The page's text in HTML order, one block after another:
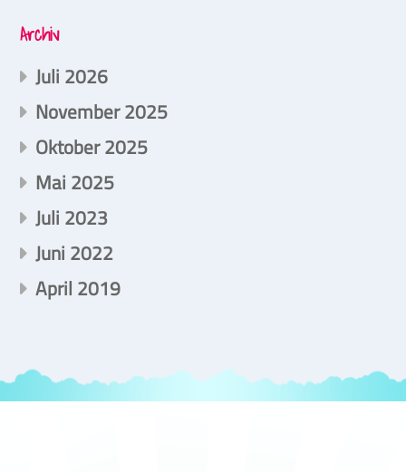
Archiv
Juli 2026
November 2025
Oktober 2025
Mai 2025
Juli 2023
Juni 2022
April 2019